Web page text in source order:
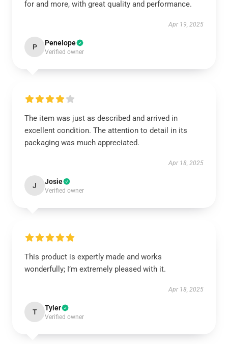
for and more, with great quality and performance.
Apr 19, 2025
P Penelope
Verified owner
The item was just as described and arrived in
excellent condition. The attention to detail in its
packaging was much appreciated.
Apr 18, 2025
J Josie
Verified owner
This product is expertly made and works
wonderfully; I’m extremely pleased with it.
Apr 18, 2025
T Tyler
Verified owner